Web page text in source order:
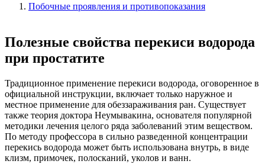
Побочные проявления и противопоказания
Полезные свойства перекиси водорода
при простатите
Традиционное применение перекиси водорода, оговоренное в
официальной инструкции, включает только наружное и
местное применение для обеззараживания ран. Существует
также теория доктора Неумывакина, основателя популярной
методики лечения целого ряда заболеваний этим веществом.
По методу профессора в сильно разведенной концентрации
перекись водорода может быть использована внутрь, в виде
клизм, примочек, полосканий, уколов и ванн.